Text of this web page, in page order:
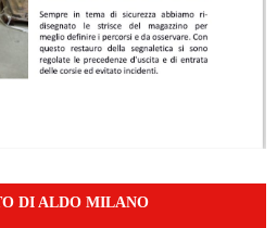
DI ALDO MILANO